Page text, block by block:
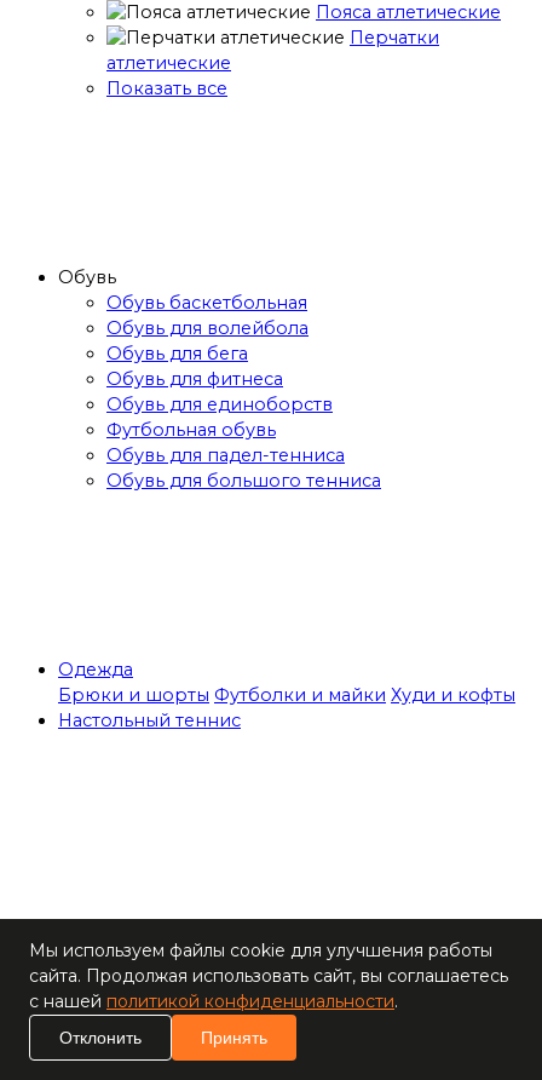
Пояса атлетические
Перчатки
атлетические
Показать все
Обувь
Обувь баскетбольная
Обувь для волейбола
Обувь для бега
Обувь для фитнеса
Обувь для единоборств
Футбольная обувь
Обувь для падел-тенниса
Обувь для большого тенниса
Одежда
Брюки и шорты Футболки и майки Худи и кофты
Настольный теннис
Ракетки
Накладки для
ракеток
ракеток
Мы используем файлы cookie для улучшения работы
сайта. Продолжая использовать сайт, вы соглашаетесь
с нашей политикой конфиденциальности.
Отклонить Принять